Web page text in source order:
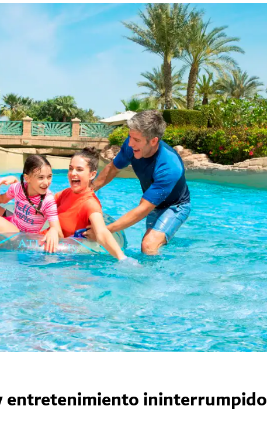
entretenimiento ininterrumpido